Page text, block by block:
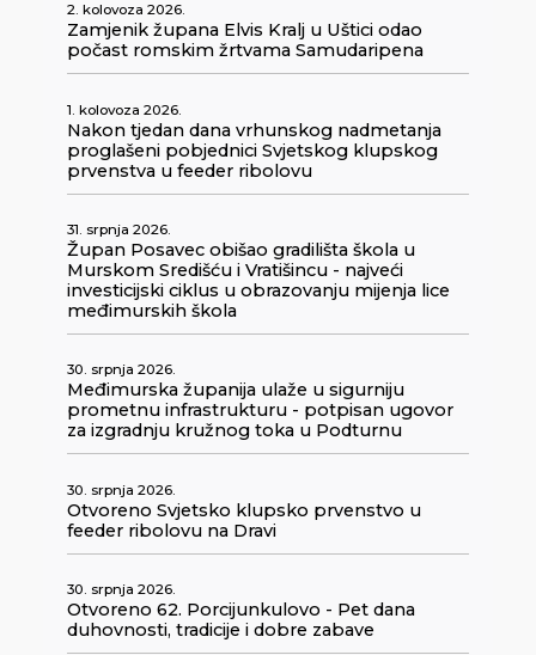
2. kolovoza 2026.
Zamjenik župana Elvis Kralj u Uštici odao
počast romskim žrtvama Samudaripena
1. kolovoza 2026.
Nakon tjedan dana vrhunskog nadmetanja
proglašeni pobjednici Svjetskog klupskog
prvenstva u feeder ribolovu
31. srpnja 2026.
Župan Posavec obišao gradilišta škola u
Murskom Središću i Vratišincu - najveći
investicijski ciklus u obrazovanju mijenja lice
međimurskih škola
30. srpnja 2026.
Međimurska županija ulaže u sigurniju
prometnu infrastrukturu - potpisan ugovor
za izgradnju kružnog toka u Podturnu
30. srpnja 2026.
Otvoreno Svjetsko klupsko prvenstvo u
feeder ribolovu na Dravi
30. srpnja 2026.
Otvoreno 62. Porcijunkulovo - Pet dana
duhovnosti, tradicije i dobre zabave